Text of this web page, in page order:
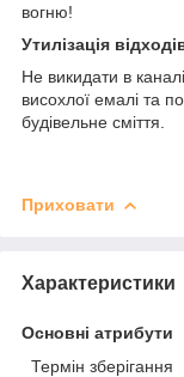
вогню!
Утилізація
Не викидати в
висохлої емалі та
будівельне сміття.
Приховати
Характеристики
Основні атрибути
Термін зберігання